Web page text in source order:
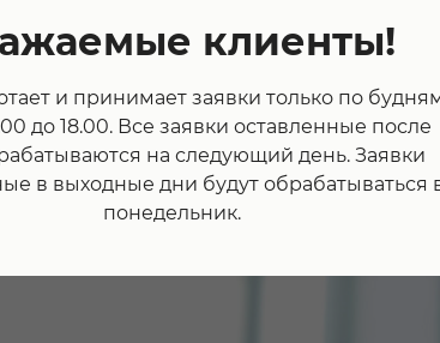
клиенты!
и принимает заявки только по
до 18.00. Все заявки оставленные после
на следующий день. Заявки
в выходные дни будут обрабатываться
понедельник.
и
же
ли